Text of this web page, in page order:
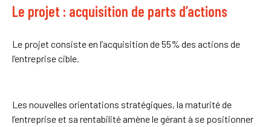
Le projet : acquisition de parts d’actions
Le projet consiste en l’acquisition de 55% des actions de
l’entreprise cible.
Les nouvelles orientations stratégiques, la maturité de
l’entreprise et sa rentabilité amène le gérant à se positionner